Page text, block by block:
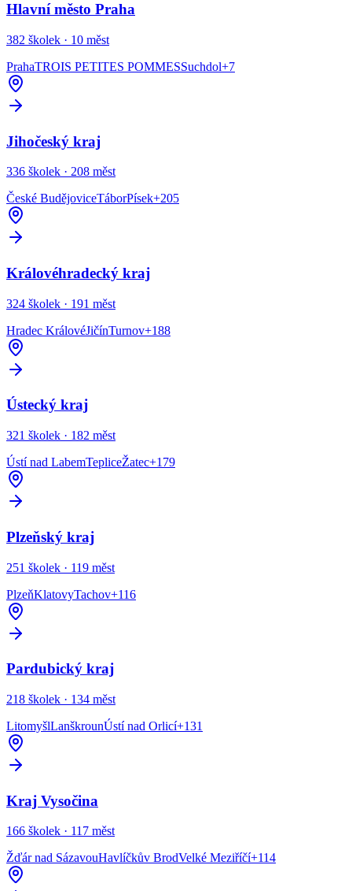
Hlavní město Praha
382 školek · 10 měst
PrahaTROIS PETITES POMMESSuchdol+7
Jihočeský kraj
336 školek · 208 měst
České BudějoviceTáborPísek+205
Královéhradecký kraj
324 školek · 191 měst
Hradec KrálovéJičínTurnov+188
Ústecký kraj
321 školek · 182 měst
Ústí nad LabemTepliceŽatec+179
Plzeňský kraj
251 školek · 119 měst
PlzeňKlatovyTachov+116
Pardubický kraj
218 školek · 134 měst
LitomyšlLanškrounÚstí nad Orlicí+131
Kraj Vysočina
166 školek · 117 měst
Žďár nad SázavouHavlíčkův BrodVelké Meziříčí+114